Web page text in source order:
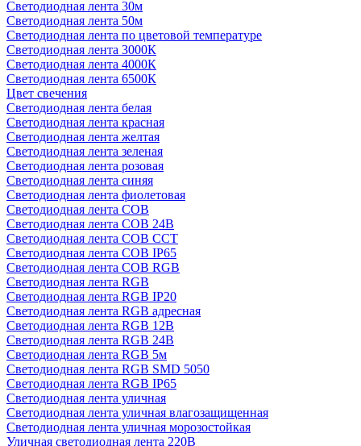
Светодиодная лента 30м
Светодиодная лента 50м
Светодиодная лента по цветовой температуре
Светодиодная лента 3000К
Светодиодная лента 4000К
Светодиодная лента 6500К
Цвет свечения
Светодиодная лента белая
Светодиодная лента красная
Светодиодная лента желтая
Светодиодная лента зеленая
Светодиодная лента розовая
Светодиодная лента синяя
Светодиодная лента фиолетовая
Светодиодная лента COB
Светодиодная лента COB 24В
Светодиодная лента COB CCT
Светодиодная лента COB IP65
Светодиодная лента COB RGB
Светодиодная лента RGB
Светодиодная лента RGB IP20
Светодиодная лента RGB адресная
Светодиодная лента RGB 12В
Светодиодная лента RGB 24В
Светодиодная лента RGB 5м
Светодиодная лента RGB SMD 5050
Светодиодная лента RGB IP65
Светодиодная лента уличная
Светодиодная лента уличная влагозащищенная
Светодиодная лента уличная морозостойкая
Уличная светодиодная лента 220В